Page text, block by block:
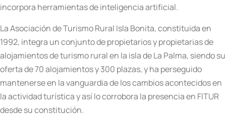
incorpora herramientas de inteligencia artificial.
La Asociación de Turismo Rural Isla Bonita, constituida en
1992, integra un conjunto de propietarios y propietarias de
alojamientos de turismo rural en la isla de La Palma, siendo su
oferta de 70 alojamientos y 300 plazas, y ha perseguido
mantenerse en la vanguardia de los cambios acontecidos en
la actividad turística y así lo corrobora la presencia en FITUR
desde su constitución.